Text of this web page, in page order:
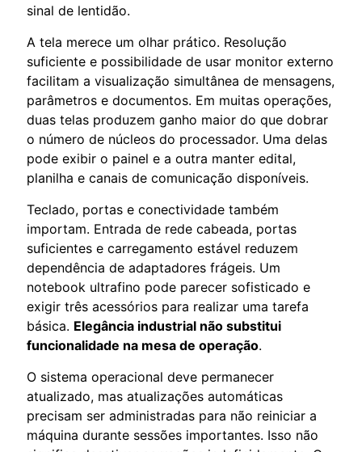
sinal de lentidão.
A tela merece um olhar prático. Resolução
suficiente e possibilidade de usar monitor externo
facilitam a visualização simultânea de mensagens,
parâmetros e documentos. Em muitas operações,
duas telas produzem ganho maior do que dobrar
o número de núcleos do processador. Uma delas
pode exibir o painel e a outra manter edital,
planilha e canais de comunicação disponíveis.
Teclado, portas e conectividade também
importam. Entrada de rede cabeada, portas
suficientes e carregamento estável reduzem
dependência de adaptadores frágeis. Um
notebook ultrafino pode parecer sofisticado e
exigir três acessórios para realizar uma tarefa
básica. Elegância industrial não substitui
funcionalidade na mesa de operação.
O sistema operacional deve permanecer
atualizado, mas atualizações automáticas
precisam ser administradas para não reiniciar a
máquina durante sessões importantes. Isso não